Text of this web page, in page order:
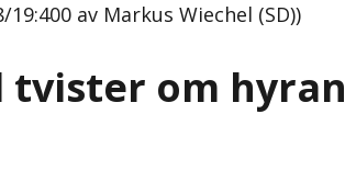
av Markus Wiechel (SD))
tvister om hyran